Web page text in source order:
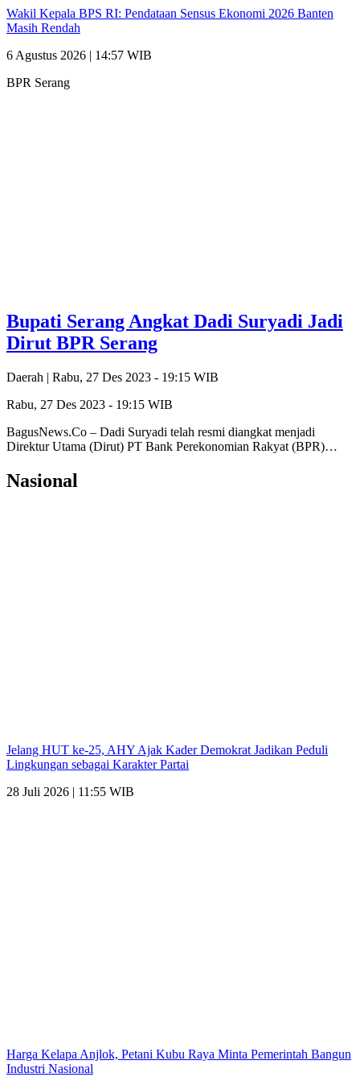
Wakil Kepala BPS RI: Pendataan Sensus Ekonomi 2026 Banten
Masih Rendah
6 Agustus 2026 | 14:57 WIB
BPR Serang
Bupati Serang Angkat Dadi Suryadi Jadi
Dirut BPR Serang
Daerah | Rabu, 27 Des 2023 - 19:15 WIB
Rabu, 27 Des 2023 - 19:15 WIB
BagusNews.Co – Dadi Suryadi telah resmi diangkat menjadi
Direktur Utama (Dirut) PT Bank Perekonomian Rakyat (BPR)…
Nasional
Jelang HUT ke-25, AHY Ajak Kader Demokrat Jadikan Peduli
Lingkungan sebagai Karakter Partai
28 Juli 2026 | 11:55 WIB
Harga Kelapa Anjlok, Petani Kubu Raya Minta Pemerintah Bangun
Industri Nasional